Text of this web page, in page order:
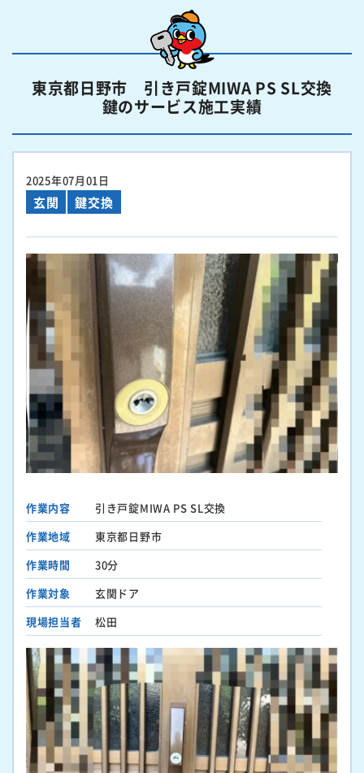
東京都日野市 引き戸錠MIWA PS SL交換
鍵のサービス施工実績
2025年07月01日
玄関 鍵交換
作業内容
引き戸錠MIWA PS SL交換
作業地域
東京都日野市
作業時間
30分
作業対象
玄関ドア
現場担当者
松田